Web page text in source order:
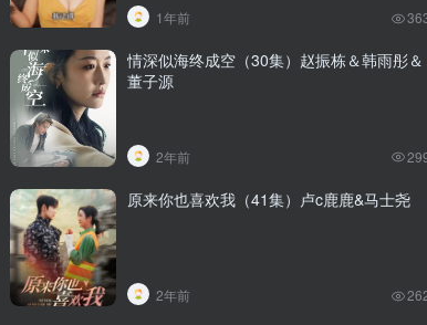
1年前
情深似海终成空（30集）赵振栋＆韩雨彤＆
董子源
2年前
原来你也喜欢我（41集）卢c鹿鹿&马士尧
2年前